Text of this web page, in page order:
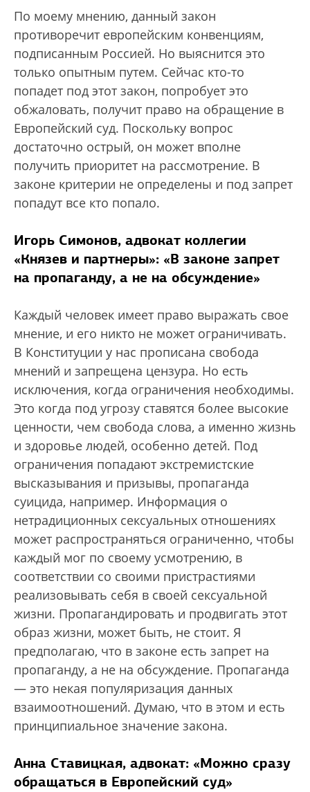
По моему мнению, данный закон
противоречит европейским конвенциям,
подписанным Россией. Но выяснится это
только опытным путем. Сейчас кто-то
попадет под этот закон, попробует это
обжаловать, получит право на обращение в
Европейский суд. Поскольку вопрос
достаточно острый, он может вполне
получить приоритет на рассмотрение. В
законе критерии не определены и под запрет
попадут все кто попало.
Игорь Симонов, адвокат коллегии
«Князев и партнеры»: «В законе запрет
на пропаганду, а не на обсуждение»
Каждый человек имеет право выражать свое
мнение, и его никто не может ограничивать.
В Конституции у нас прописана свобода
мнений и запрещена цензура. Но есть
исключения, когда ограничения необходимы.
Это когда под угрозу ставятся более высокие
ценности, чем свобода слова, а именно жизнь
и здоровье людей, особенно детей. Под
ограничения попадают экстремистские
высказывания и призывы, пропаганда
суицида, например. Информация о
нетрадиционных сексуальных отношениях
может распространяться ограниченно, чтобы
каждый мог по своему усмотрению, в
соответствии со своими пристрастиями
реализовывать себя в своей сексуальной
жизни. Пропагандировать и продвигать этот
образ жизни, может быть, не стоит. Я
предполагаю, что в законе есть запрет на
пропаганду, а не на обсуждение. Пропаганда
— это некая популяризация данных
взаимоотношений. Думаю, что в этом и есть
принципиальное значение закона.
Анна Ставицкая, адвокат: «Можно сразу
обращаться в Европейский суд»